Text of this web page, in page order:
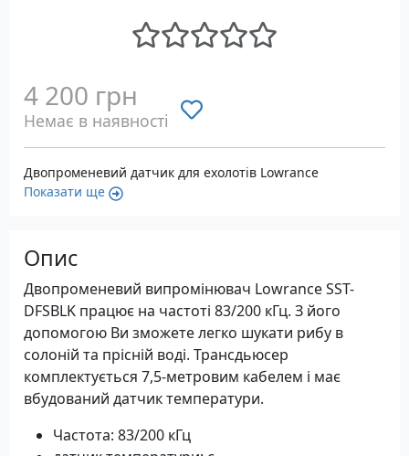
4 200 грн
Немає в наявності
Двопроменевий датчик для ехолотів Lowrance
Показати ще
Опис
Двопроменевий випромінювач Lowrance SST-
DFSBLK працює на частоті 83/200 кГц. З його
допомогою Ви зможете легко шукати рибу в
солоній та прісній воді. Трансдьюсер
комплектується 7,5-метровим кабелем і має
вбудований датчик температури.
Частота: 83/200 кГц